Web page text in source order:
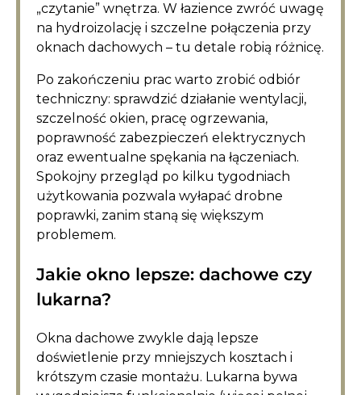
„czytanie” wnętrza. W łazience zwróć uwagę
na hydroizolację i szczelne połączenia przy
oknach dachowych – tu detale robią różnicę.
Po zakończeniu prac warto zrobić odbiór
techniczny: sprawdzić działanie wentylacji,
szczelność okien, pracę ogrzewania,
poprawność zabezpieczeń elektrycznych
oraz ewentualne spękania na łączeniach.
Spokojny przegląd po kilku tygodniach
użytkowania pozwala wyłapać drobne
poprawki, zanim staną się większym
problemem.
Jakie okno lepsze: dachowe czy
lukarna?
Okna dachowe zwykle dają lepsze
doświetlenie przy mniejszych kosztach i
krótszym czasie montażu. Lukarna bywa